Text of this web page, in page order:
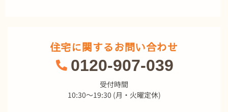
住宅に関するお問い合わせ
0120-907-039
受付時間
10:30～19:30 (月・火曜定休)